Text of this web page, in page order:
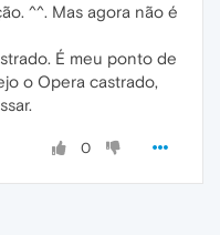
^^. Mas agora não é
É meu ponto de
o Opera castrado,
0